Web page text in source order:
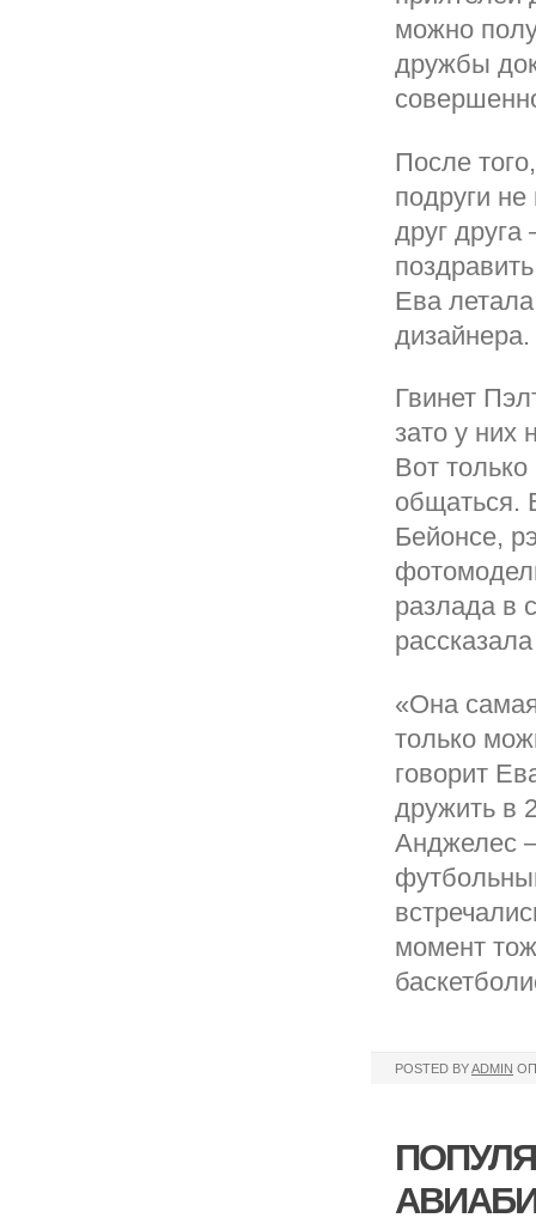
можно
дружбы
После
подруги
друг
Ева
дизайнера.
Гвинет
зато у них
Вот
общаться.
Бейонсе,
разлада в
«Она
только
говорит
дружить в
Анджелес
момент
POSTED BYADMIN